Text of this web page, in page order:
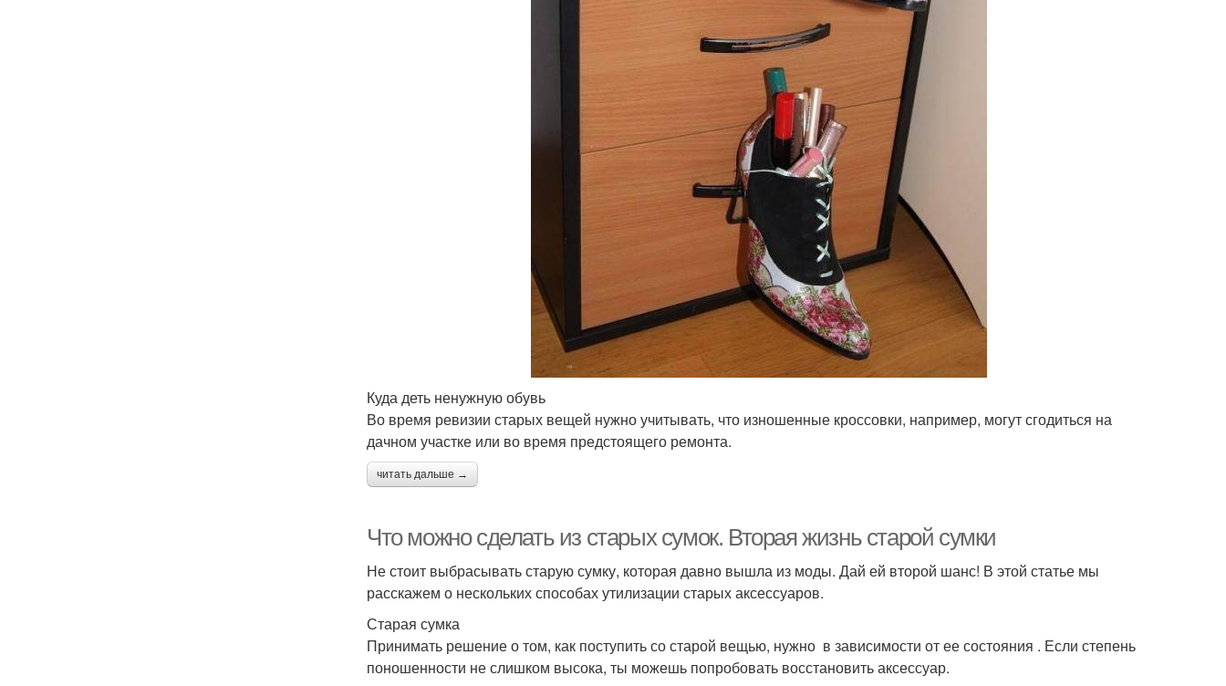
Куда деть ненужную обувь
Во время ревизии старых вещей нужно учитывать, что изношенные кроссовки, например, могут сгодиться на
дачном участке или во время предстоящего ремонта.
читать дальше →
Что можно сделать из старых сумок. Вторая жизнь старой сумки
Не стоит выбрасывать старую сумку, которая давно вышла из моды. Дай ей второй шанс! В этой статье мы
расскажем о нескольких способах утилизации старых аксессуаров.
Старая сумка
Принимать решение о том, как поступить со старой вещью, нужно в зависимости от ее состояния . Если степень
поношенности не слишком высока, ты можешь попробовать восстановить аксессуар.